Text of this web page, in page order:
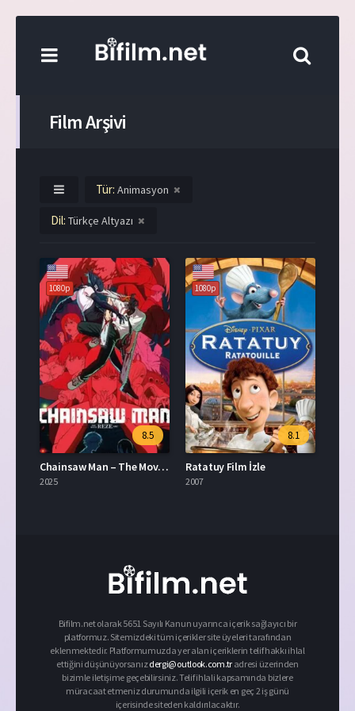
Film Arşivi
Tür: Animasyon
Dil: Türkçe Altyazı
1080p
8.5
Chainsaw Man – The Movie: Reze Arc Türkçe Dublaj
2025
1080p
8.1
Ratatuy Film İzle
2007
Bifilm.net olarak 5651 Sayılı Kanun uyarınca içerik sağlayıcı bir
platformuz. Sitemizdeki tüm içerikler site üyeleri tarafından
eklenmektedir. Platformumuzda yer alan içeriklerin telif hakkı ihlal
ettiğini düşünüyorsanızdergi@outlook.com.tr adresi üzerinden
bizimle iletişime geçebilirsiniz. Telif ihlali kapsamında bizlere
müracaat etmeniz durumunda ilgili içerik en geç 2 iş günü
içerisinde siteden kaldırılacaktır.